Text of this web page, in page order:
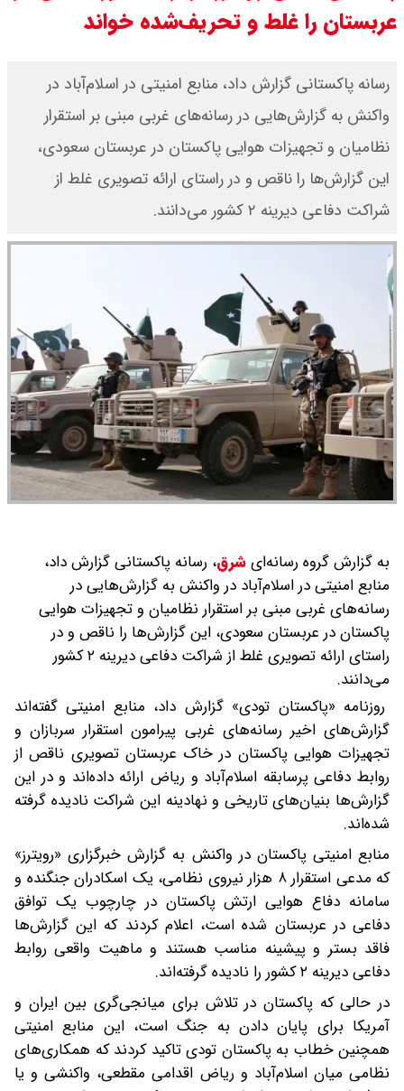
چرا معوقات بازنشستگان تامین
اجتماعی پرداخت نمی شود؟
جزئیات عرضه اولیه احیا در فرابورس
اعلام شد
عربستان را غلط و تحریف‌شده خواند
رسانه پاکستانی گزارش داد، منابع امنیتی در اسلام‌آباد در
واکنش به گزارش‌هایی در رسانه‌های غربی مبنی بر استقرار
نظامیان و تجهیزات هوایی پاکستان در عربستان سعودی،
این گزارش‌ها را ناقص و در راستای ارائه تصویری غلط از
شراکت دفاعی دیرینه ۲ کشور می‌دانند.
به گزارش گروه رسانه‌ایشرق، رسانه پاکستانی گزارش داد،
منابع امنیتی در اسلام‌آباد در واکنش به گزارش‌هایی در
رسانه‌های غربی مبنی بر استقرار نظامیان و تجهیزات هوایی
پاکستان در عربستان سعودی، این گزارش‌ها را ناقص و در
راستای ارائه تصویری غلط از شراکت دفاعی دیرینه ۲ کشور
می‌دانند.
روزنامه «پاکستان تودی» گزارش داد، منابع امنیتی گفته‌اند
گزارش‌های اخیر رسانه‌های غربی پیرامون استقرار سربازان و
تجهیزات هوایی پاکستان در خاک عربستان تصویری ناقص از
روابط دفاعی پرسابقه اسلام‌آباد و ریاض ارائه داده‌اند و در این
گزارش‌ها بنیان‌های تاریخی و نهادینه این شراکت نادیده گرفته
شده‌اند.
منابع امنیتی پاکستان در واکنش به گزارش خبرگزاری «رویترز»
که مدعی استقرار ۸ هزار نیروی نظامی، یک اسکادران جنگنده و
سامانه دفاع هوایی ارتش پاکستان در چارچوب یک توافق
دفاعی در عربستان شده است، اعلام کردند که این گزارش‌ها
فاقد بستر و پیشینه مناسب هستند و ماهیت واقعی روابط
دفاعی دیرینه ۲ کشور را نادیده گرفته‌اند.
در حالی که پاکستان در تلاش برای میانجی‌گری بین ایران و
آمریکا برای پایان دادن به جنگ است، این منابع امنیتی
همچنین خطاب به پاکستان تودی تاکید کردند که همکاری‌های
نظامی میان اسلام‌آباد و ریاض اقدامی مقطعی، واکنشی و یا